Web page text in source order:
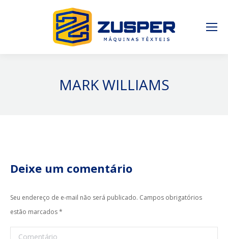
MARK WILLIAMS
Deixe um comentário
Seu endereço de e-mail não será publicado. Campos obrigatórios
estão marcados*
Comentário